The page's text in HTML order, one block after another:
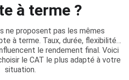
à terme ?
ne proposent pas les mêmes
à terme. Taux, durée, flexibilité…
le rendement final. Voici
le CAT le plus adapté à votre
situation.